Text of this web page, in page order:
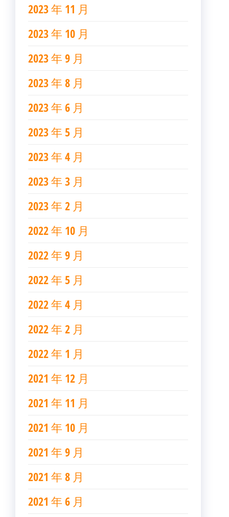
2023 年 11 月
2023 年 10 月
2023 年 9 月
2023 年 8 月
2023 年 6 月
2023 年 5 月
2023 年 4 月
2023 年 3 月
2023 年 2 月
2022 年 10 月
2022 年 9 月
2022 年 5 月
2022 年 4 月
2022 年 2 月
2022 年 1 月
2021 年 12 月
2021 年 11 月
2021 年 10 月
2021 年 9 月
2021 年 8 月
2021 年 6 月